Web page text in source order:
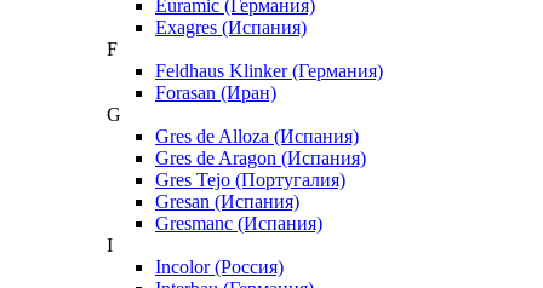
Euramic (Германия)
Exagres (Испания)
F
Feldhaus Klinker (Германия)
Forasan (Иран)
G
Gres de Alloza (Испания)
Gres de Aragon (Испания)
Gres Tejo (Португалия)
Gresan (Испания)
Gresmanc (Испания)
I
Incolor (Россия)